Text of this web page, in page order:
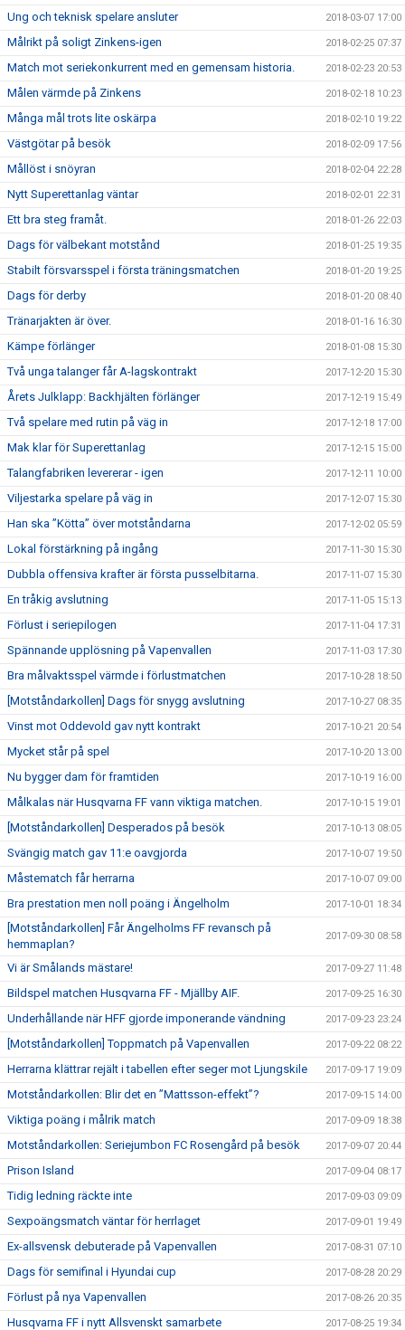
Ung och teknisk spelare ansluter 2018-03-07 17:00
Målrikt på soligt Zinkens-igen 2018-02-25 07:37
Match mot seriekonkurrent med en gemensam historia. 2018-02-23 20:53
Målen värmde på Zinkens 2018-02-18 10:23
Många mål trots lite oskärpa 2018-02-10 19:22
Västgötar på besök 2018-02-09 17:56
Mållöst i snöyran 2018-02-04 22:28
Nytt Superettanlag väntar 2018-02-01 22:31
Ett bra steg framåt. 2018-01-26 22:03
Dags för välbekant motstånd 2018-01-25 19:35
Stabilt försvarsspel i första träningsmatchen 2018-01-20 19:25
Dags för derby 2018-01-20 08:40
Tränarjakten är över. 2018-01-16 16:30
Kämpe förlänger 2018-01-08 15:30
Två unga talanger får A-lagskontrakt 2017-12-20 15:30
Årets Julklapp: Backhjälten förlänger 2017-12-19 15:49
Två spelare med rutin på väg in 2017-12-18 17:00
Mak klar för Superettanlag 2017-12-15 15:00
Talangfabriken levererar - igen 2017-12-11 10:00
Viljestarka spelare på väg in 2017-12-07 15:30
Han ska ”Kötta” över motståndarna 2017-12-02 05:59
Lokal förstärkning på ingång 2017-11-30 15:30
Dubbla offensiva krafter är första pusselbitarna. 2017-11-07 15:30
En tråkig avslutning 2017-11-05 15:13
Förlust i seriepilogen 2017-11-04 17:31
Spännande upplösning på Vapenvallen 2017-11-03 17:30
Bra målvaktsspel värmde i förlustmatchen 2017-10-28 18:50
[Motståndarkollen] Dags för snygg avslutning 2017-10-27 08:35
Vinst mot Oddevold gav nytt kontrakt 2017-10-21 20:54
Mycket står på spel 2017-10-20 13:00
Nu bygger dam för framtiden 2017-10-19 16:00
Målkalas när Husqvarna FF vann viktiga matchen. 2017-10-15 19:01
[Motståndarkollen] Desperados på besök 2017-10-13 08:05
Svängig match gav 11:e oavgjorda 2017-10-07 19:50
Måstematch får herrarna 2017-10-07 09:00
Bra prestation men noll poäng i Ängelholm 2017-10-01 18:34
[Motståndarkollen] Får Ängelholms FF revansch på
hemmaplan?
2017-09-30 08:58
Vi är Smålands mästare! 2017-09-27 11:48
Bildspel matchen Husqvarna FF - Mjällby AIF. 2017-09-25 16:30
Underhållande när HFF gjorde imponerande vändning 2017-09-23 23:24
[Motståndarkollen] Toppmatch på Vapenvallen 2017-09-22 08:22
Herrarna klättrar rejält i tabellen efter seger mot Ljungskile 2017-09-17 19:09
Motståndarkollen: Blir det en ”Mattsson-effekt”? 2017-09-15 14:00
Viktiga poäng i målrik match 2017-09-09 18:38
Motståndarkollen: Seriejumbon FC Rosengård på besök 2017-09-07 20:44
Prison Island 2017-09-04 08:17
Tidig ledning räckte inte 2017-09-03 09:09
Sexpoängsmatch väntar för herrlaget 2017-09-01 19:49
Ex-allsvensk debuterade på Vapenvallen 2017-08-31 07:10
Dags för semifinal i Hyundai cup 2017-08-28 20:29
Förlust på nya Vapenvallen 2017-08-26 20:35
Husqvarna FF i nytt Allsvenskt samarbete 2017-08-25 19:34